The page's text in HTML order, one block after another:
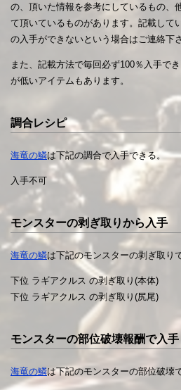
の、頂いた情報を参考にしているもの、
て頂いているものがあります。記載して
の入手ができないという場合はご連絡下さ
また、記載方法で毎回必ず100％入手で
が低いアイテムもあります。
調合レシピ
海竜の鱗は下記の調合で入手できる。
入手不可
モンスターの剥ぎ取りから入手
海竜の鱗は下記のモンスターの剥ぎ取り
下位 ラギアクルス の剥ぎ取り(本体)
下位 ラギアクルス の剥ぎ取り(尻尾)
モンスターの部位破壊報酬で入手
海竜の鱗は下記のモンスターの部位破壊